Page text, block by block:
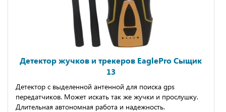
Детектор жучков и трекеров EaglePro Сыщик
13
Детектор с выделенной антенной для поиска gps
передатчиков. Может искать так же жучки и прослушку.
Длительная автономная работа и надежность.